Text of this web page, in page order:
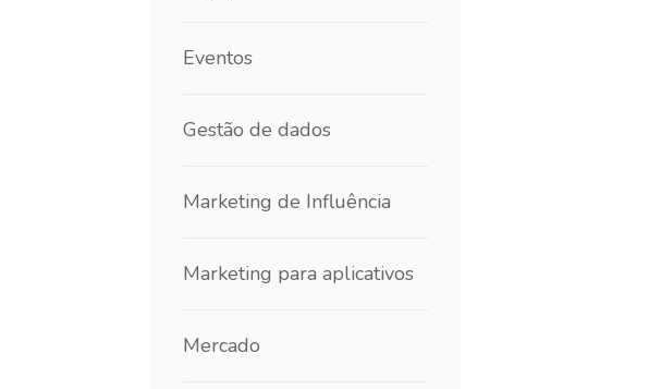
Eventos
Gestão de dados
Marketing de Influência
Marketing para aplicativos
Mercado